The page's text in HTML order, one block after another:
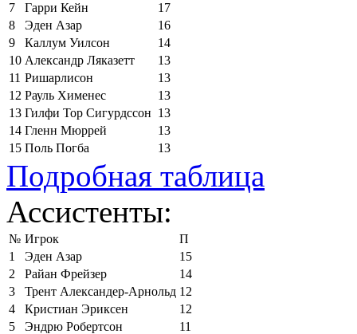
7
Гарри Кейн
17
8
Эден Азар
16
9
Каллум Уилсон
14
10 Александр Ляказетт
13
11 Ришарлисон
13
12 Рауль Хименес
13
13 Гилфи Тор Сигурдссон 13
14 Гленн Мюррей
13
15 Поль Погба 13
Подробная таблица
Ассистенты:
№ Игрок
П
1
Эден Азар
15
2
Райан Фрейзер
14
3
Трент Александер-Арнольд 12
4
Кристиан Эриксен
12
5
Эндрю Робертсон
11